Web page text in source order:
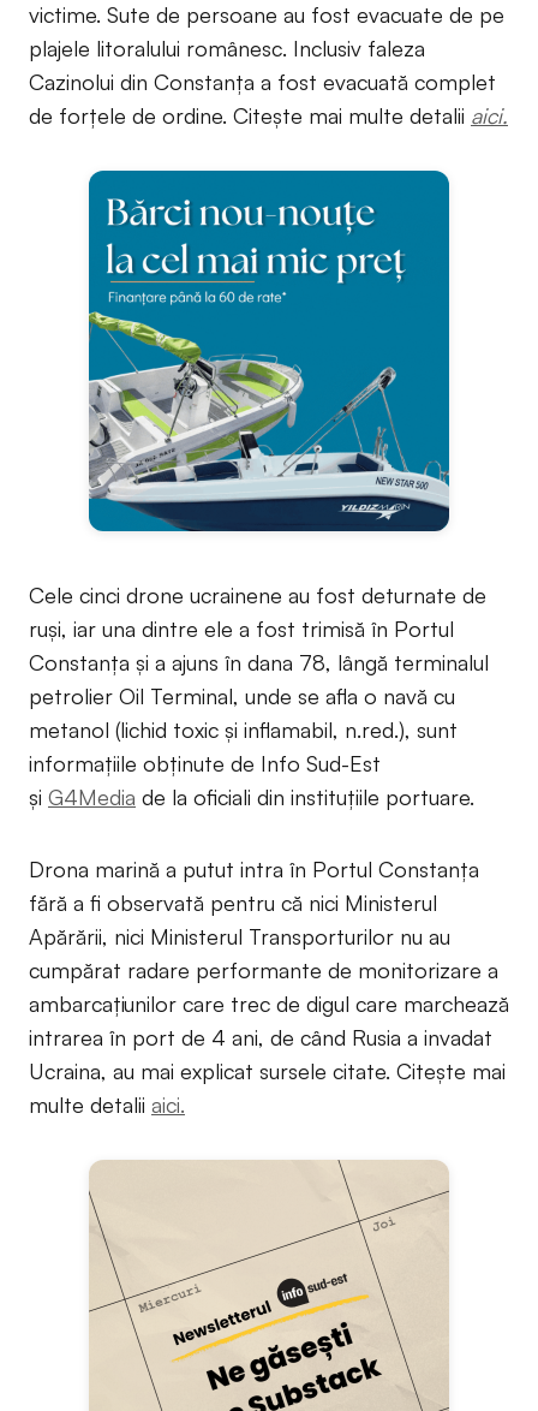
victime. Sute de persoane au fost evacuate de pe
plajele litoralului românesc. Inclusiv faleza
Cazinolui din Constanța a fost evacuată complet
de forțele de ordine. Citește mai multe detalii aici.
Cele cinci drone ucrainene au fost deturnate de
ruși, iar una dintre ele a fost trimisă în Portul
Constanța și a ajuns în dana 78, lângă terminalul
petrolier Oil Terminal, unde se afla o navă cu
metanol (lichid toxic și inflamabil, n.red.), sunt
informațiile obținute de Info Sud-Est
și G4Media de la oficiali din instituțiile portuare.
Drona marină a putut intra în Portul Constanța
fără a fi observată pentru că nici Ministerul
Apărării, nici Ministerul Transporturilor nu au
cumpărat radare performante de monitorizare a
ambarcațiunilor care trec de digul care marchează
intrarea în port de 4 ani, de când Rusia a invadat
Ucraina, au mai explicat sursele citate. Citește mai
multe detalii aici.